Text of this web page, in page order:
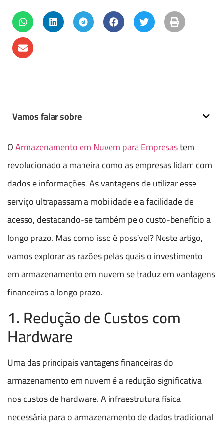
Vamos falar sobre
OArmazenamento em Nuvem para Empresastem
revolucionado a maneira como as empresas lidam com
dados e informações. As vantagens de utilizar esse
serviço ultrapassam a mobilidade e a facilidade de
acesso, destacando-se também pelo custo-benefício a
longo prazo. Mas como isso é possível? Neste artigo,
vamos explorar as razões pelas quais o investimento
em armazenamento em nuvem se traduz em vantagens
financeiras a longo prazo.
1. Redução de Custos com
Hardware
Uma das principais vantagens financeiras do
armazenamento em nuvem é a redução significativa
nos custos de hardware. A infraestrutura física
necessária para o armazenamento de dados tradicional